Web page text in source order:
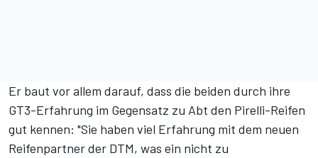
Er baut vor allem darauf, dass die beiden durch ihre
GT3-Erfahrung im Gegensatz zu Abt den Pirelli-Reifen
gut kennen: "Sie haben viel Erfahrung mit dem neuen
Reifenpartner der DTM, was ein nicht zu